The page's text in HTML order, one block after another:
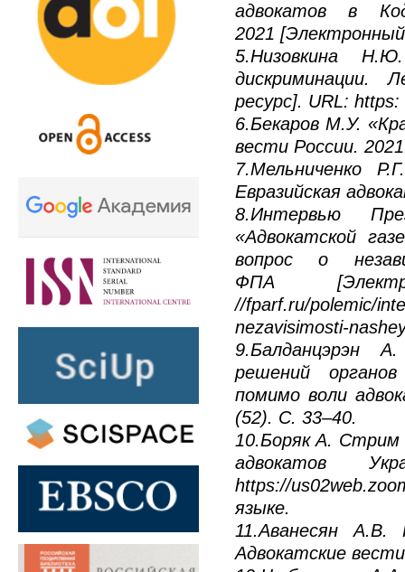
адвокатов в
2021
5.Низовкина
дискриминации.
ресурс]. URL:
6.Бекаров М.У.
вести России.
7.Мельниченко
Евразийская
8.Интервью
«Адвокатской
вопрос о
ФПА
//fparf.ru/polemic/
nezavisimosti-
9.Балданцэрэн
решений органов
помимо воли
(52). С. 33–40.
10.Боряк А. Стрим
адвокатов
https://
языке.
11.Аванесян
Адвокатские